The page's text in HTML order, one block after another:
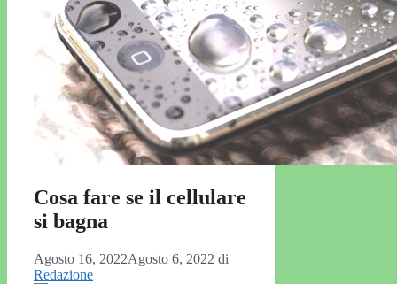
Cosa fare se il cellulare
si bagna
Agosto 16, 2022Agosto 6, 2022 di
Redazione